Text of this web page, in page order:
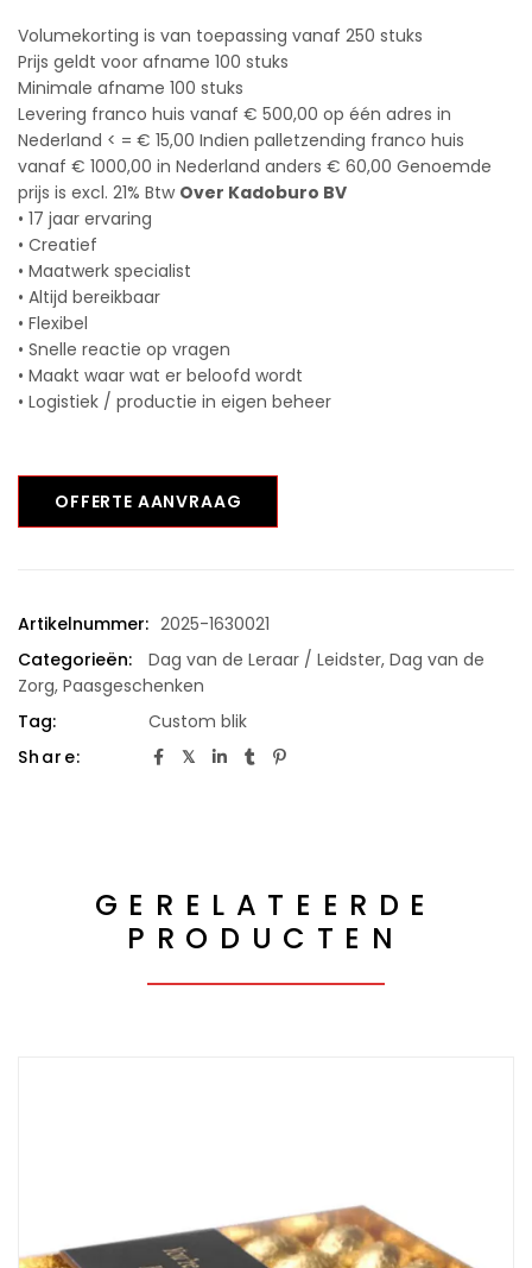
Volumekorting is van toepassing vanaf 250 stuks
Prijs geldt voor afname 100 stuks
Minimale afname 100 stuks
Levering franco huis vanaf € 500,00 op één adres in
Nederland < = € 15,00 Indien palletzending franco huis
vanaf € 1000,00 in Nederland anders € 60,00 Genoemde
prijs is excl. 21% Btw Over Kadoburo BV
• 17 jaar ervaring
• Creatief
• Maatwerk specialist
• Altijd bereikbaar
• Flexibel
• Snelle reactie op vragen
• Maakt waar wat er beloofd wordt
• Logistiek / productie in eigen beheer
OFFERTE AANVRAAG
Artikelnummer: 2025-1630021
Categorieën:
Dag van de Leraar / Leidster, Dag van de
Zorg, Paasgeschenken
Tag:
Custom blik
Share:
GERELATEERDE
PRODUCTEN